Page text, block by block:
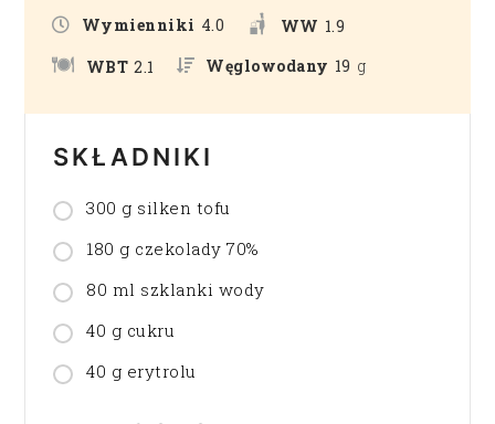
Wymienniki 4.0 WW 1.9
WBT 2.1 Węglowodany 19 g
SKŁADNIKI
300 g silken tofu
180 g czekolady 70%
80 ml szklanki wody
40 g cukru
40 g erytrolu